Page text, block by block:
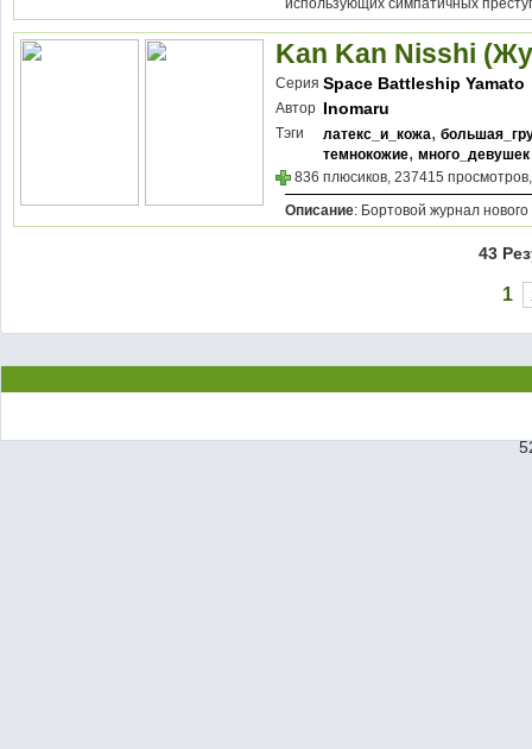
использующих симпатичных
Kan Kan Nisshi
Серия Space Battleship Yamato
Автор Inomaru
Тэги латекс_и_кожа,
темнокожие, много_девушек
836 плюсиков, 237415
Описание: Бортовой журнал
43
1